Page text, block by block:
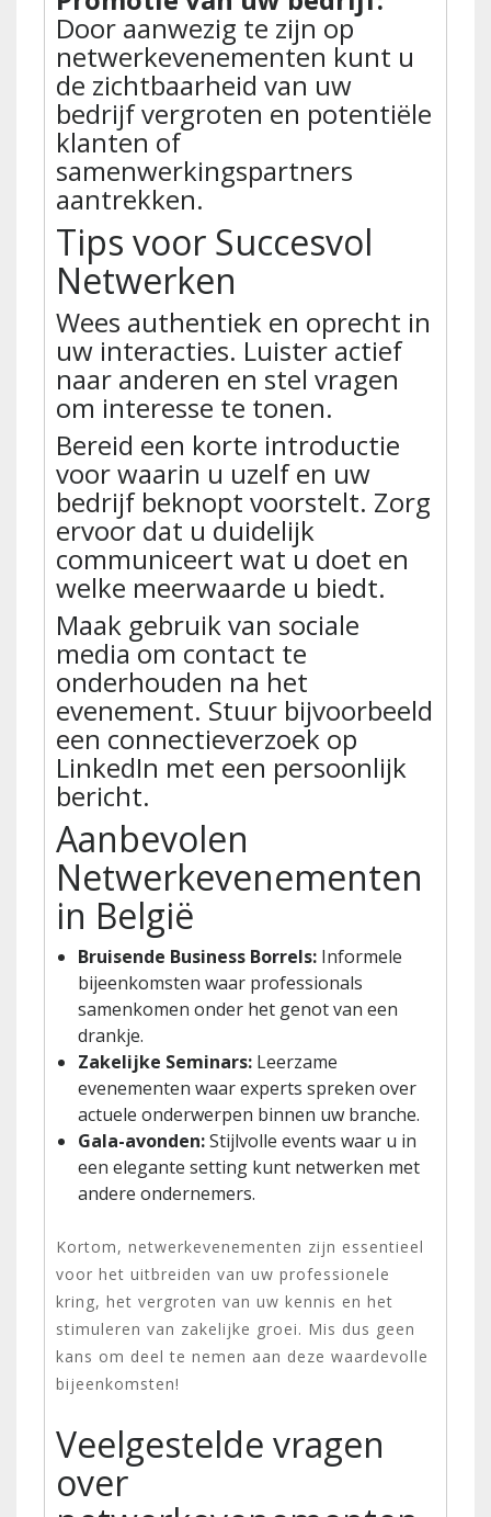
Door aanwezig te zijn op
netwerkevenementen kunt u
de zichtbaarheid van uw
bedrijf vergroten en potentiële
klanten of
samenwerkingspartners
aantrekken.
Tips voor Succesvol
Netwerken
Wees authentiek en oprecht in
uw interacties. Luister actief
naar anderen en stel vragen
om interesse te tonen.
Bereid een korte introductie
voor waarin u uzelf en uw
bedrijf beknopt voorstelt. Zorg
ervoor dat u duidelijk
communiceert wat u doet en
welke meerwaarde u biedt.
Maak gebruik van sociale
media om contact te
onderhouden na het
evenement. Stuur bijvoorbeeld
een connectieverzoek op
LinkedIn met een persoonlijk
bericht.
Aanbevolen
Netwerkevenementen
in België
Bruisende Business Borrels: Informele
bijeenkomsten waar professionals
samenkomen onder het genot van een
drankje.
Zakelijke Seminars: Leerzame
evenementen waar experts spreken over
actuele onderwerpen binnen uw branche.
Gala-avonden:Stijlvolle events waar u in
een elegante setting kunt netwerken met
andere ondernemers.
Kortom, netwerkevenementen zijn essentieel
voor het uitbreiden van uw professionele
kring, het vergroten van uw kennis en het
stimuleren van zakelijke groei. Mis dus geen
kans om deel te nemen aan deze waardevolle
bijeenkomsten!
Veelgestelde vragen
over